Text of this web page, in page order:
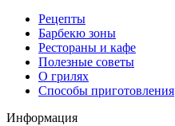
Рецепты
Барбекю зоны
Рестораны и кафе
Полезные советы
О грилях
Способы приготовления
Информация